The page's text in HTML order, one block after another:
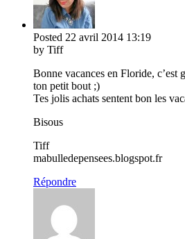
Posted 22 avril 2014 13:19
by Tiff
Bonne vacances en Floride, c’est
ton petit bout ;)
Tes jolis achats sentent bon les
Bisous
Tiff
mabulledepensees.blogspot.fr
Répondre